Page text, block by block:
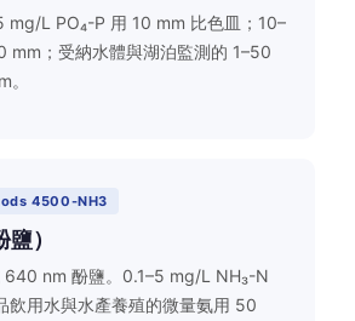
mg/L PO₄-P 用 10 mm 比色皿；10–
；受納水體與湖泊監測的 1–50
4500-NH3
）
nm 酚鹽。0.1–5 mg/L NH₃-N
飲用水與水產養殖的微量氨用 50